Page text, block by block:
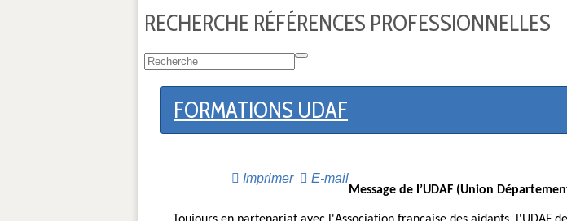
RECHERCHE RÉFÉRENCES PROFESSIONNELLES
FORMATIONS UDAF
Imprimer
E-mail
Message de l’UDAF (Union